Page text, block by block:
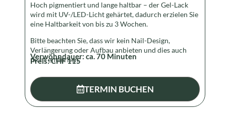
Hoch pigmentiert und lange haltbar – der Gel-Lack
wird mit UV-/LED-Licht gehärtet, dadurch erzielen Sie
eine Haltbarkeit von bis zu 3 Wochen.
Bitte beachten Sie, dass wir kein Nail-Design,
Verlängerung oder Aufbau anbieten und dies auch
nicht entfernen.
Verwöhndauer: ca.70 Minuten
Preis:CHF 115
TERMIN BUCHEN